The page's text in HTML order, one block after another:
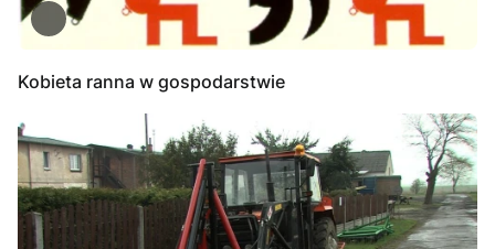
Kobieta ranna w gospodarstwie